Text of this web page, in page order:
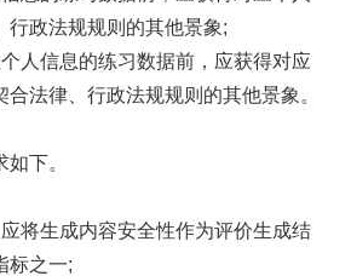
行政法规规则的其他景象;
人信息的练习数据前，应获得对应
法律、行政法规规则的其他景象。
下。
将生成内容安全性作为评价生成结
标之一;